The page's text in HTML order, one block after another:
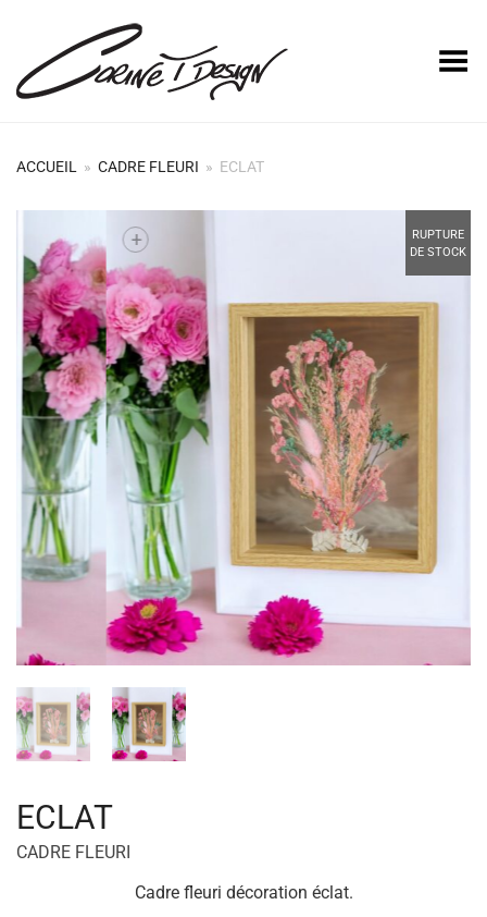
Basculer le menu
ACCUEIL » CADRE FLEURI » ECLAT
RUPTURE
DE STOCK
+
ECLAT
CADRE FLEURI
Cadre fleuri décoration éclat.